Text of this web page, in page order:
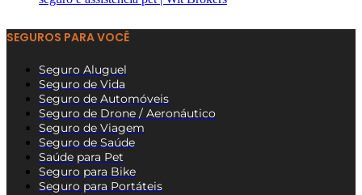
SEGUROS PARA VOCÊ
Seguro Aluguel
Seguro de Vida
Seguro de Automóveis
Seguro de Drone / Aeronáutico
Seguro de Viagem
Seguro de Saúde
Saúde para Pet
Seguro para Bike
Seguro para Portáteis